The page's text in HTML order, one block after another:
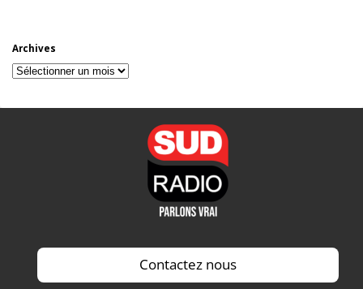
Archives
Archives
Contactez nous